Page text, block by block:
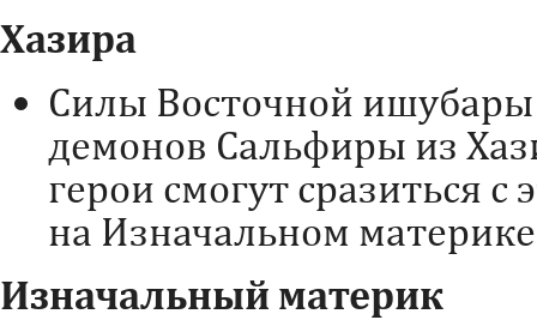
Хазира
Силы Восточной
демонов Сальфиры из
герои смогут сразиться
на Изначальном
Изначальный материк